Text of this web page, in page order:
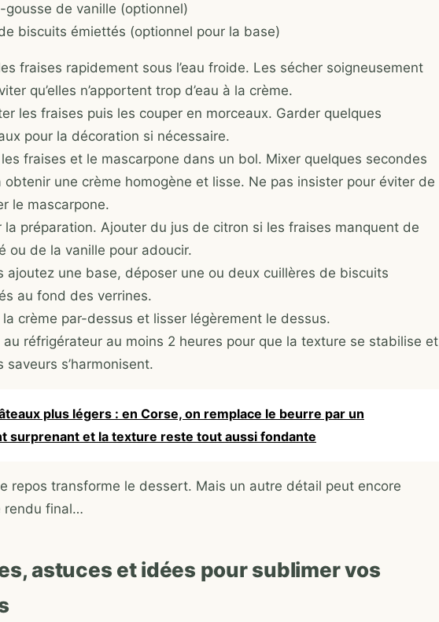
gousse de vanille (optionnel)
biscuits émiettés (optionnel pour la base)
fraises rapidement sous l’eau froide. Les sécher soigneusement
qu’elles n’apportent trop d’eau à la crème.
les fraises puis les couper en morceaux. Garder quelques
pour la décoration si nécessaire.
fraises et le mascarpone dans un bol. Mixer quelques secondes
obtenir une crème homogène et lisse. Ne pas insister pour éviter de
le mascarpone.
la préparation. Ajouter du jus de citron si les fraises manquent de
ou de la vanille pour adoucir.
ajoutez une base, déposer une ou deux cuillères de biscuits
au fond des verrines.
la crème par-dessus et lisser légèrement le dessus.
au réfrigérateur au moins 2 heures pour que la texture se stabilise et
saveurs s’harmonisent.
plus légers : en Corse, on remplace le beurre par un
surprenant et la texture reste tout aussi fondante
repos transforme le dessert. Mais un autre détail peut encore
rendu final…
astuces et idées pour sublimer vos